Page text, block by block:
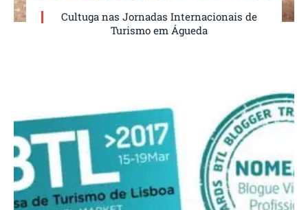
Cultuga nas Jornadas Internacionais de
Turismo em Águeda